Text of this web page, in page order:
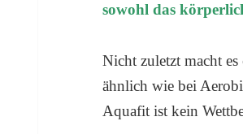
sowohl das
Nicht zuletzt macht
ähnlich wie bei
Aquafit ist kein